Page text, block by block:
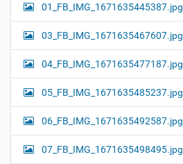
01_FB_IMG_1671635445387.jpg
03_FB_IMG_1671635467607.jpg
04_FB_IMG_1671635477187.jpg
05_FB_IMG_1671635485237.jpg
06_FB_IMG_1671635492587.jpg
07_FB_IMG_1671635498495.jpg